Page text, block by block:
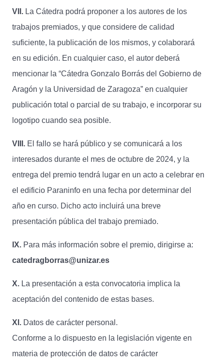
VII. La Cátedra podrá proponer a los autores de los
trabajos premiados, y que considere de calidad
suficiente, la publicación de los mismos, y colaborará
en su edición. En cualquier caso, el autor deberá
mencionar la “Cátedra Gonzalo Borrás del Gobierno de
Aragón y la Universidad de Zaragoza” en cualquier
publicación total o parcial de su trabajo, e incorporar su
logotipo cuando sea posible.
VIII. El fallo se hará público y se comunicará a los
interesados durante el mes de octubre de 2024, y la
entrega del premio tendrá lugar en un acto a celebrar en
el edificio Paraninfo en una fecha por determinar del
año en curso. Dicho acto incluirá una breve
presentación pública del trabajo premiado.
IX. Para más información sobre el premio, dirigirse a:
catedragborras@unizar.es
X. La presentación a esta convocatoria implica la
aceptación del contenido de estas bases.
XI. Datos de carácter personal.
Conforme a lo dispuesto en la legislación vigente en
materia de protección de datos de carácter